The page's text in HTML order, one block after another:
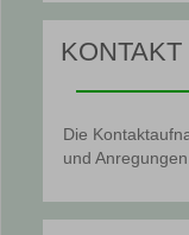
KONTAKT
Die
und